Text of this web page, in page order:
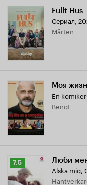
Fullt Hus
Сериал,
Mårten
Моя
En
Bengt
Рейтинг
Кинопоиска
7.5
7.5 Люби
Älska mig,